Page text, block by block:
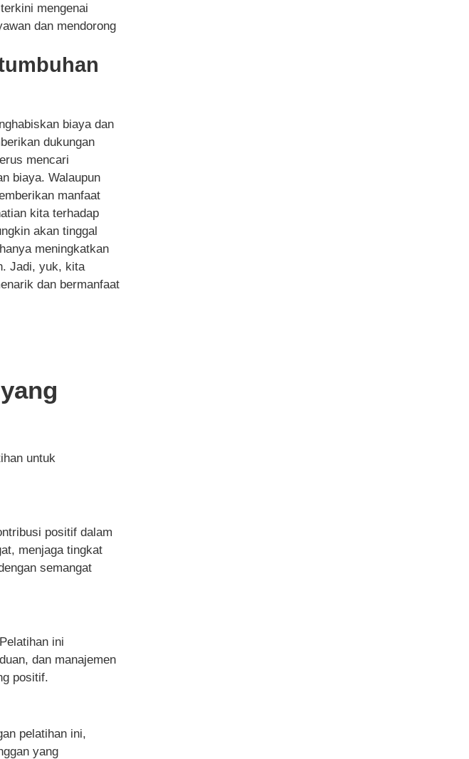
mengenai
dan mendorong
biaya dan
dukungan
mencari
biaya. Walaupun
manfaat
kita terhadap
akan tinggal
meningkatkan
Jadi, yuk, kita
dan bermanfaat
untuk
positif dalam
menjaga tingkat
semangat
ini
dan manajemen
positif.
pelatihan ini,
yang